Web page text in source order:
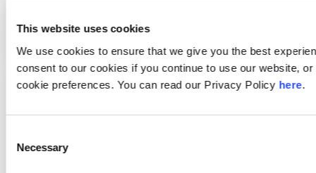
This website uses cookies
We use cookies to ensure that we give you the best
consent to our cookies if you continue to use our website,
cookie preferences. You can read our Privacy Policy here.
Selection
Necessary
Machinery Movers